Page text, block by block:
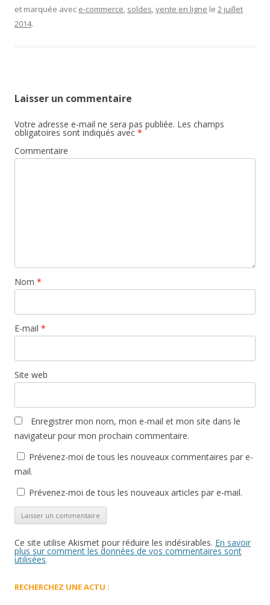
et marquée avec e-commerce, soldes,vente en ligne le 2 juillet
2014.
Laisser un commentaire
Votre adresse e-mail ne sera pas publiée. Les champs
obligatoires sont indiqués avec *
Commentaire
Nom *
E-mail *
Site web
Enregistrer mon nom, mon e-mail et mon site dans le
navigateur pour mon prochain commentaire.
Prévenez-moi de tous les nouveaux commentaires par e-
mail.
Prévenez-moi de tous les nouveaux articles par e-mail.
Ce site utilise Akismet pour réduire les indésirables. En savoir
plus sur comment les données de vos commentaires sont
utilisées.
RECHERCHEZ UNE ACTU :